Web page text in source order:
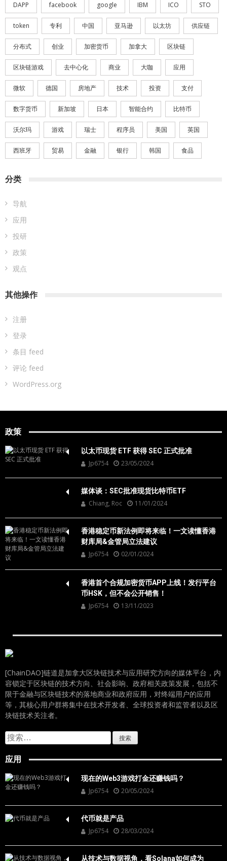
DAPP facebook google IBM ICO STO
token 专利 中国 亚马逊 以太坊 供应链
分布式 创业 加密货币 加拿大 区块链
区块链游戏 去中心化 商业 大咖 应用
微软 德国 房地产 技术 投资 支付
数字货币 新加坡 日本 智能合约 比特币
沃尔玛 游戏 瑞士 程序员 美国 英国
西班牙 贸易 金融 银行 韩国 食品
分类
导航
应用
投研
政策
观点
其他操作
注册
登录
条目 feed
评论 feed
WordPress.org
政策
以太币现货 ETF 获得 SEC 正式批准
Jp6754 23/05/2024
媒体谈：SEC批准现货比特币ETF
Chiang, Roc 11/01/2024
香港稳定币新法例即将来临！一文读懂香港
财库局&金管局立法建议
Jp6754 02/01/2024
香港首个合规加密货币APP上线！发行平台
币HSK，但不会公开销售！
Jp6754 13/11/2023
[ChainDAO]链道是加拿大区块链技术与应用研究方向的媒体平台，内
容锁定于区块链的技术方向、社会影响、政府相关政策发展，包括不
限于金融与区块链技术的落地商业和政府应用，对终端用户的应用
等，其核心用户群将集中在技术开发者、全球投资者和监管者以及区
块链技术关注者。
搜
索：
应用
现在的Web3游戏打金还赚钱吗？
Jp6754 20/05/2024
代币就是产品
Jp6754 28/03/2024
从技术与数据视角，看Solana如何成为